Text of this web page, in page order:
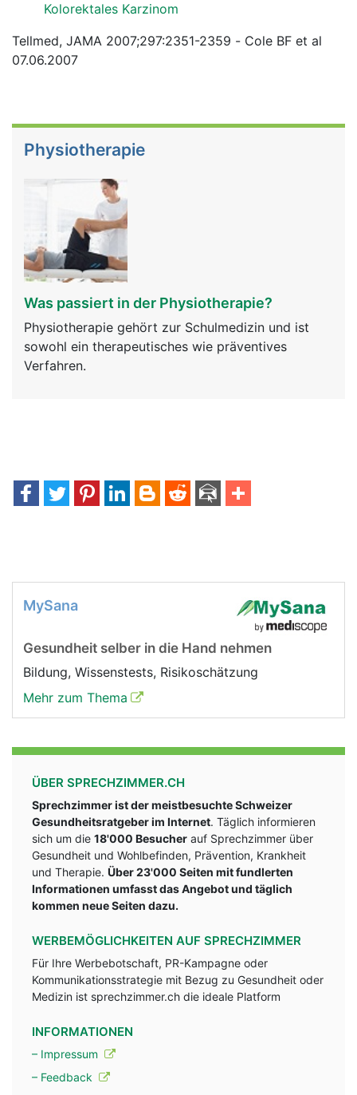
Kolorektales Karzinom
Tellmed, JAMA 2007;297:2351-2359 - Cole BF et al
07.06.2007
Physiotherapie
Was passiert in der Physiotherapie?
Physiotherapie gehört zur Schulmedizin und ist
sowohl ein therapeutisches wie präventives
Verfahren.
MySana
Gesundheit selber in die Hand nehmen
Bildung, Wissenstests, Risikoschätzung
Mehr zum Thema
ÜBER SPRECHZIMMER.CH
Sprechzimmer ist der meistbesuchte Schweizer
Gesundheitsratgeber im Internet. Täglich informieren
sich um die 18'000 Besucher auf Sprechzimmer über
Gesundheit und Wohlbefinden, Prävention, Krankheit
und Therapie. Über 23'000 Seiten mit fundlerten
Informationen umfasst das Angebot und täglich
kommen neue Seiten dazu.
WERBEMÖGLICHKEITEN AUF SPRECHZIMMER
Für Ihre Werbebotschaft, PR-Kampagne oder
Kommunikationsstrategie mit Bezug zu Gesundheit oder
Medizin ist sprechzimmer.ch die ideale Platform
INFORMATIONEN
– Impressum
– Feedback